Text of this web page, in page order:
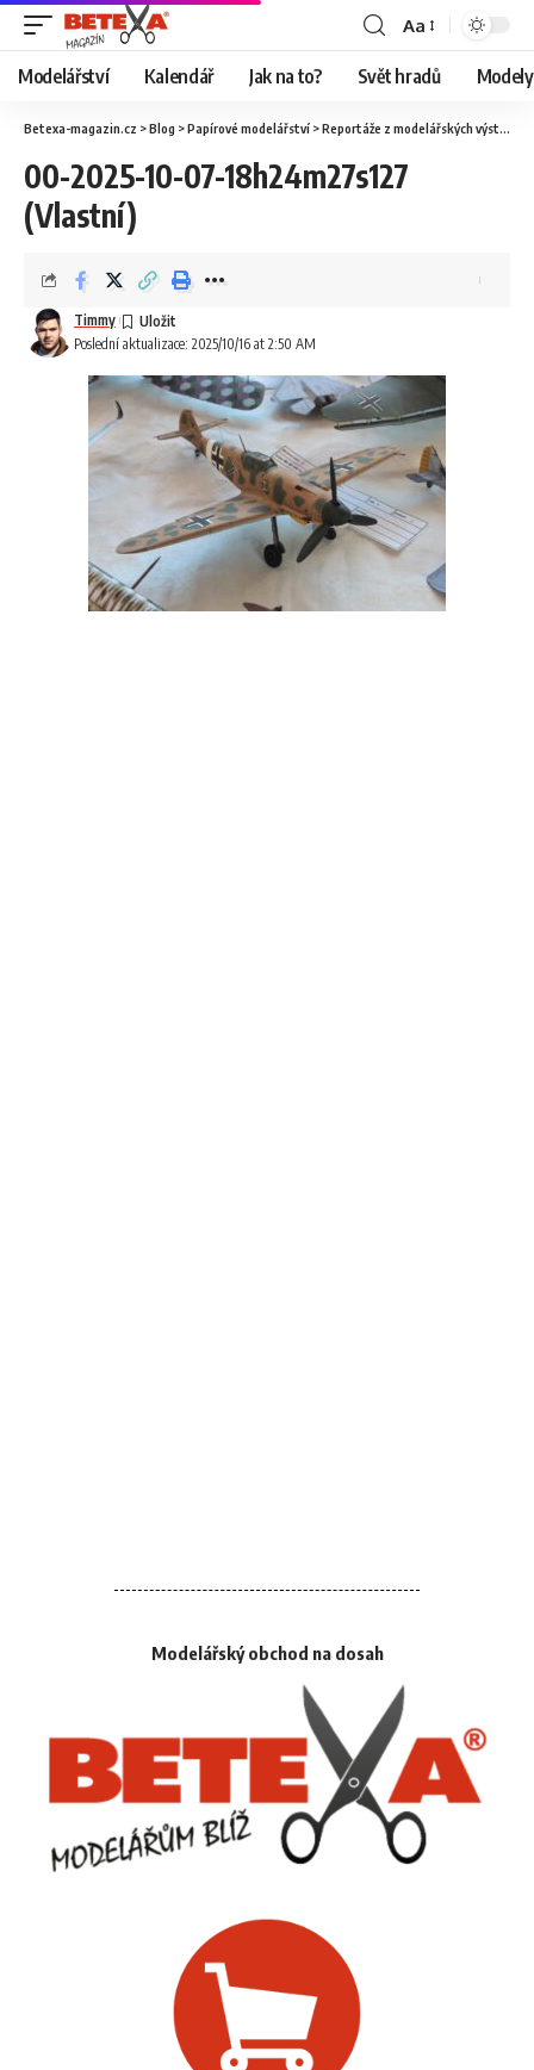
Aa
Modelářství Kalendář Jak na to? Svět hradů
Betexa-magazin.cz >Blog >Papírové modelářství >Reportáže z modelářských výstav
00-2025-10-07-18h24m27s127
(Vlastní)
Poslední aktualizace: 2025/10/16 at 2:50 AM
Timmy
Modelářský obchod na dosah